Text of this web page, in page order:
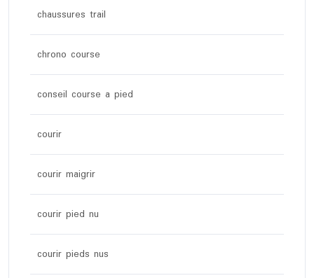
chaussures trail
chrono course
conseil course a pied
courir
courir maigrir
courir pied nu
courir pieds nus